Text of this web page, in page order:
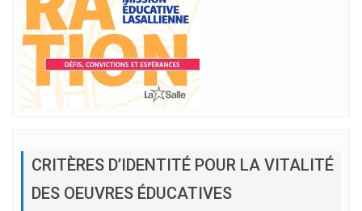
CRITÈRES D’IDENTITÉ POUR LA VITALITÉ
DES OEUVRES ÉDUCATIVES